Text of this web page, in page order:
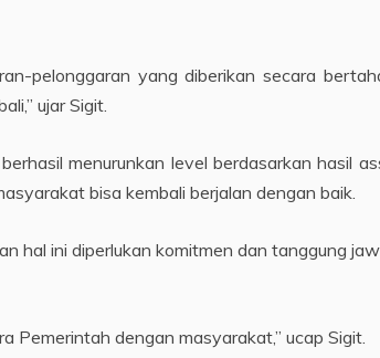
pelonggaran yang diberikan secara
ujar Sigit.
menurunkan level berdasarkan hasil
bisa kembali berjalan dengan baik.
hal ini diperlukan komitmen dan tanggung
Pemerintah dengan masyarakat,” ucap Sigit.